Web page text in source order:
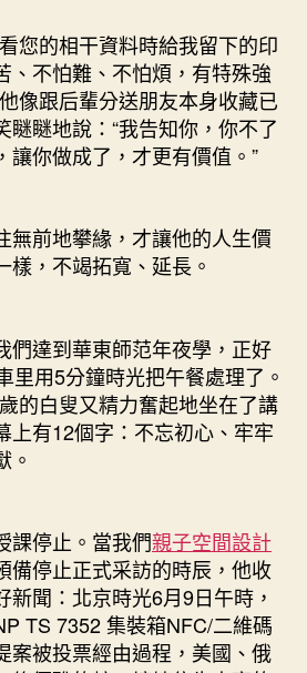
的相干資料時給我留下的印
、不怕難、不怕煩，有特殊強
像跟后輩分送朋友本身收藏已
瞇瞇地說：“我告知你，你不了
讓你做成了，才更有價值。”
前地攀緣，才讓他的人生價
，不竭拓寬、延長。
達到華東師范年夜學，正好
里用5分鐘時光把午餐處理了。
的白叟又精力奮起地坐在了講
上有12個字：不忘初心、牢牢
。
停止。當我們親子空間設計
備停止正式采訪的時辰，他收
新聞：北京時光6月9日午時，
TS 7352 集裝箱NFC/二維碼
案被投票經由過程，美國、俄